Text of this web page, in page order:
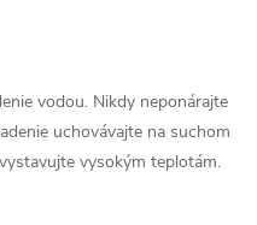
vodou. Nikdy neponárajte
uchovávajte na suchom
vysokým teplotám.